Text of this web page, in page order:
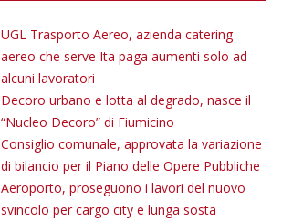
UGL Trasporto Aereo, azienda catering
aereo che serve Ita paga aumenti solo ad
alcuni lavoratori
Decoro urbano e lotta al degrado, nasce il
“Nucleo Decoro” di Fiumicino
Consiglio comunale, approvata la variazione
di bilancio per il Piano delle Opere Pubbliche
Aeroporto, proseguono i lavori del nuovo
svincolo per cargo city e lunga sosta